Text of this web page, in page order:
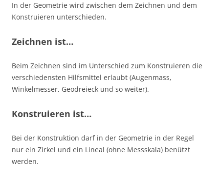
In der Geometrie wird zwischen dem Zeichnen und dem
Konstruieren unterschieden.
Zeichnen ist…
Beim Zeichnen sind im Unterschied zum Konstruieren die
verschiedensten Hilfsmittel erlaubt (Augenmass,
Winkelmesser, Geodreieck und so weiter).
Konstruieren ist…
Bei der Konstruktion darf in der Geometrie in der Regel
nur ein Zirkel und ein Lineal (ohne Messskala) benützt
werden.